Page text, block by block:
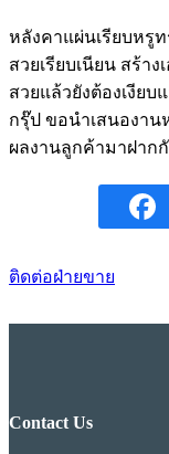
หลังคาแผ่นเรียบหรู
สวยเรียบเนียน สร้า
สวยแล้วยังต้องเงียบ
กรุ๊ป ขอนำเสนองาน
ผลงานลูกค้ามาฝาก
ติดต่อฝ่ายขาย
Contact Us